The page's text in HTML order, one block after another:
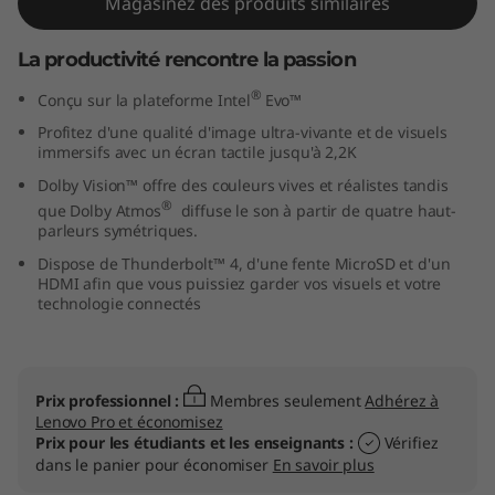
a
7
4
La productivité rencontre la passion
Conçu sur la plateforme Intel® Evo™
Profitez d'une qualité d'image ultra-vivante et de visuels
immersifs avec un écran tactile jusqu'à 2,2K
Dolby Vision™ offre des couleurs vives et réalistes tandis
que Dolby Atmos®
diffuse le son à partir de quatre haut-
parleurs symétriques.
Dispose de Thunderbolt™ 4, d'une fente MicroSD et d'un
HDMI afin que vous puissiez garder vos visuels et votre
technologie connectés
Prix professionnel : Membres seulementAdhérez à
Lenovo Pro et économisez
Prix pour les étudiants et les enseignants :
Vérifiez
dans le panier pour économiser En savoir plus